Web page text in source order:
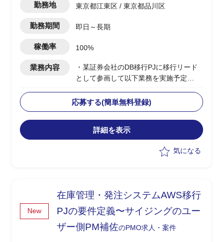
勤務地 東京都江東区 / 東京都品川区
勤務期間 即日～長期
稼働率 100%
業務内容
・某証券会社のDB移行PJに移行リード
として参画して以下業務を実施予定
-移行方式検討/本番移行対策の立案
-移行ツール作成に関する計画策定/推進
-移行リハーサル～移行本番～移行後支
援までの全体推進
応募する(簡単無料登録)
詳細を表示
気になる
New
在庫管理・発注システムAWS移行
PJの要件定義〜サイジングのユー
ザー側PM補佐のPMO求人・案件